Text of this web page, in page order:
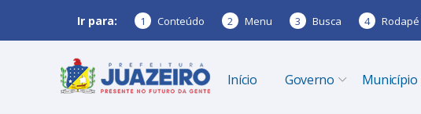
Ir para: 1 Conteúdo 2 Menu 3 Busca 4 Rodapé
Início Governo Município